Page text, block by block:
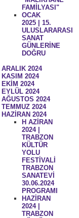
FAMİLYASI"
OCAK
2025 | 15.
ULUSLARARASI
SANAT
GÜNLERİNE
DOĞRU
ARALIK 2024
KASIM 2024
EKİM 2024
EYLÜL 2024
AĞUSTOS 2024
TEMMUZ 2024
HAZİRAN 2024
H AZİRAN
2024 |
TRABZON
KÜLTÜR
YOLU
FESTİVALİ
TRABZON
SANATEVİ
30.06.2024
PROGRAMI
HAZİRAN
2024 |
TRABZON